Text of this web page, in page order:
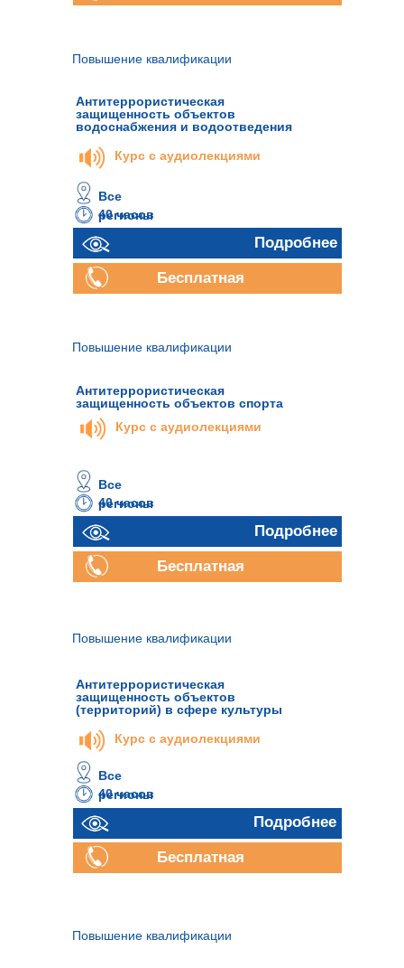
Антитеррористическая
защищенность объектов
(территорий) в сфере культуры
Антитеррористическая
защищенность объектов спорта
Подробнее
Подробнее
Повышение квалификации
Антитеррористическая
защищенность объектов
водоснабжения и водоотведения
40 часов
Все
регионы
Подробнее
Бесплатная
Повышение квалификации
40 часов
Все
регионы
Бесплатная
Повышение квалификации
Повышение квалификации
40 часов
Все
регионы
Бесплатная
Курс с аудиолекциями
Курс с аудиолекциями
Курс с аудиолекциями